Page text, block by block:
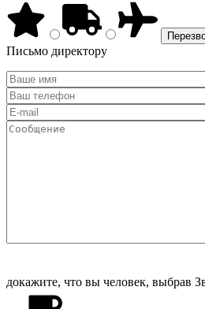
Письмо директору
докажите, что вы человек, выбрав